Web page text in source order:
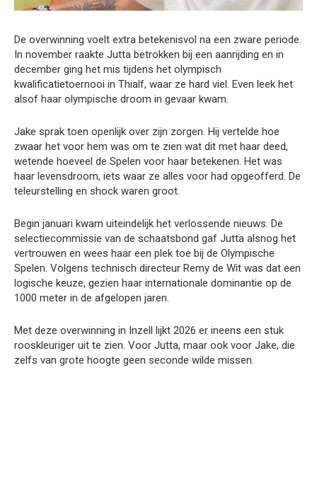
De overwinning voelt extra betekenisvol na een zware periode.
In november raakte Jutta betrokken bij een aanrijding en in
december ging het mis tijdens het olympisch
kwalificatietoernooi in Thialf, waar ze hard viel. Even leek het
alsof haar olympische droom in gevaar kwam.
Jake sprak toen openlijk over zijn zorgen. Hij vertelde hoe
zwaar het voor hem was om te zien wat dit met haar deed,
wetende hoeveel de Spelen voor haar betekenen. Het was
haar levensdroom, iets waar ze alles voor had opgeofferd. De
teleurstelling en shock waren groot.
Begin januari kwam uiteindelijk het verlossende nieuws. De
selectiecommissie van de schaatsbond gaf Jutta alsnog het
vertrouwen en wees haar een plek toe bij de Olympische
Spelen. Volgens technisch directeur Remy de Wit was dat een
logische keuze, gezien haar internationale dominantie op de
1000 meter in de afgelopen jaren.
Met deze overwinning in Inzell lijkt 2026 er ineens een stuk
rooskleuriger uit te zien. Voor Jutta, maar ook voor Jake, die
zelfs van grote hoogte geen seconde wilde missen.